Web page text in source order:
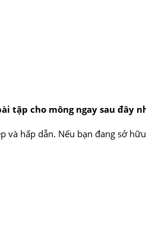
tập cho mông ngay sau đây
và hấp dẫn. Nếu bạn đang sở